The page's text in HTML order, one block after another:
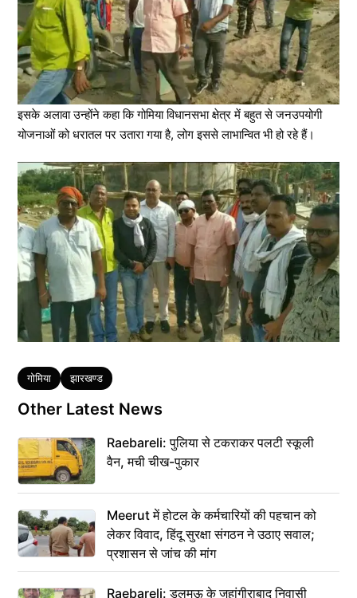
इसके अलावा उन्होंने कहा कि गोमिया विधानसभा क्षेत्र में बहुत से जनउपयोगी
योजनाओं को धरातल पर उतारा गया है, लोग इससे लाभान्वित भी हो रहे हैं।
Tags
गोमिया झारखण्ड
Other Latest News
Raebareli: पुलिया से टकराकर पलटी स्कूली
वैन, मची चीख-पुकार
Meerut में होटल के कर्मचारियों की पहचान को
लेकर विवाद, हिंदू सुरक्षा संगठन ने उठाए सवाल;
प्रशासन से जांच की मांग
Raebareli: डलमऊ के जहांगीराबाद निवासी